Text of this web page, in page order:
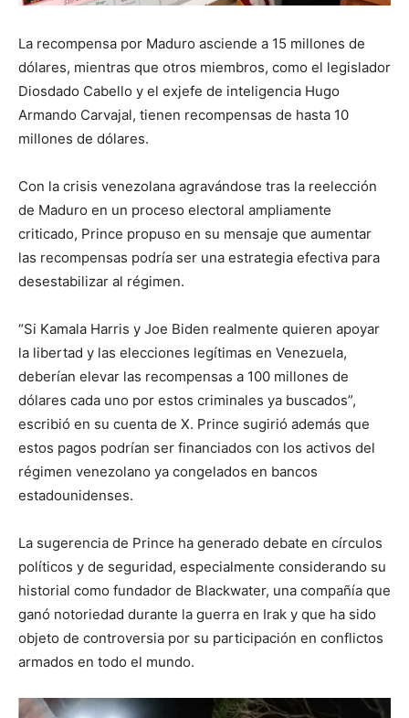
La recompensa por Maduro asciende a 15 millones de
dólares, mientras que otros miembros, como el legislador
Diosdado Cabello y el exjefe de inteligencia Hugo
Armando Carvajal, tienen recompensas de hasta 10
millones de dólares.
Con la crisis venezolana agravándose tras la reelección
de Maduro en un proceso electoral ampliamente
criticado, Prince propuso en su mensaje que aumentar
las recompensas podría ser una estrategia efectiva para
desestabilizar al régimen.
“Si Kamala Harris y Joe Biden realmente quieren apoyar
la libertad y las elecciones legítimas en Venezuela,
deberían elevar las recompensas a 100 millones de
dólares cada uno por estos criminales ya buscados”,
escribió en su cuenta de X. Prince sugirió además que
estos pagos podrían ser financiados con los activos del
régimen venezolano ya congelados en bancos
estadounidenses.
La sugerencia de Prince ha generado debate en círculos
políticos y de seguridad, especialmente considerando su
historial como fundador de Blackwater, una compañía que
ganó notoriedad durante la guerra en Irak y que ha sido
objeto de controversia por su participación en conflictos
armados en todo el mundo.